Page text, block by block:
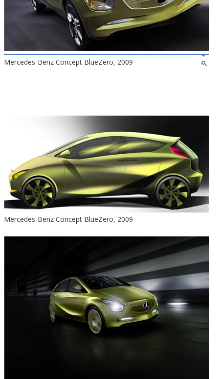
Mercedes-Benz Concept BlueZero, 2009
Mercedes-Benz Concept BlueZero, 2009